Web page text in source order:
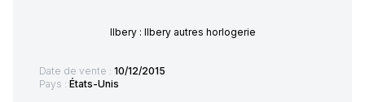
Ilbery : Ilbery autres horlogerie
Date de vente : 10/12/2015
Pays : États-Unis